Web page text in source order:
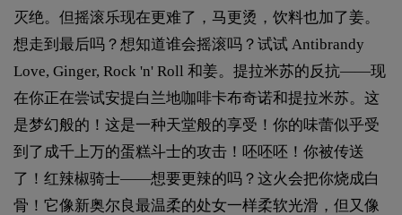
灭绝。但摇滚乐现在更难了，马更烫，饮料也加了姜。
想走到最后吗？想知道谁会摇滚吗？试试 Antibrandy
Love, Ginger, Rock 'n' Roll 和姜。提拉米苏的反抗——现
在你正在尝试安提白兰地咖啡卡布奇诺和提拉米苏。这
是梦幻般的！这是一种天堂般的享受！你的味蕾似乎受
到了成千上万的蛋糕斗士的攻击！呸呸呸！你被传送
了！红辣椒骑士——想要更辣的吗？这火会把你烧成白
骨！它像新奥尔良最温柔的处女一样柔软光滑，但又像